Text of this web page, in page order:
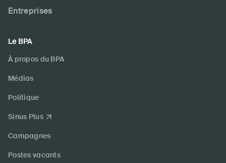
Entreprises
Le BPA
À propos du BPA
Médias
Politique
Sinus Plus
Campagnes
Postes vacants